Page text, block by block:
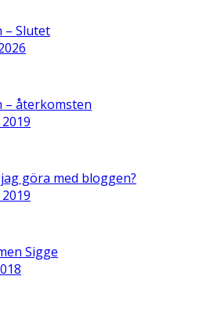
– Slutet
– återkomsten
göra med bloggen?
Sigge